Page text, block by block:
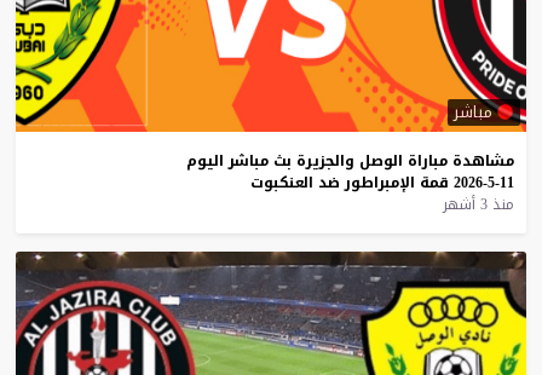
مباشر
مشاهدة مباراة الوصل والجزيرة بث مباشر اليوم
11-5-2026
قمة الإمبراطور ضد العنكبوت
منذ 3 أشهر